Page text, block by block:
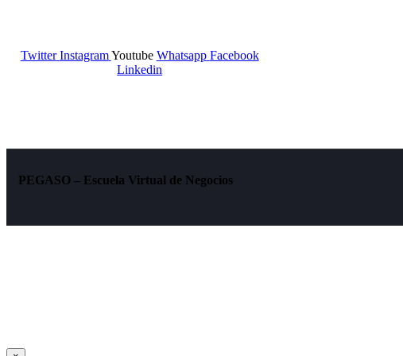
Twitter InstagramYoutube Whatsapp Facebook
Linkedin
PEGASO – Escuela Virtual de Negocios